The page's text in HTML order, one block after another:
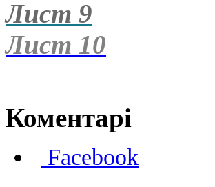
Лист 9
Лист 10
Коментарі
Facebook